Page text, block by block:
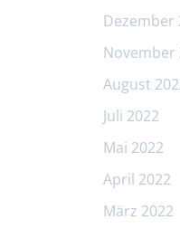
Dezember
November
August
Juli 2022
Mai 2022
April 2022
März 2022